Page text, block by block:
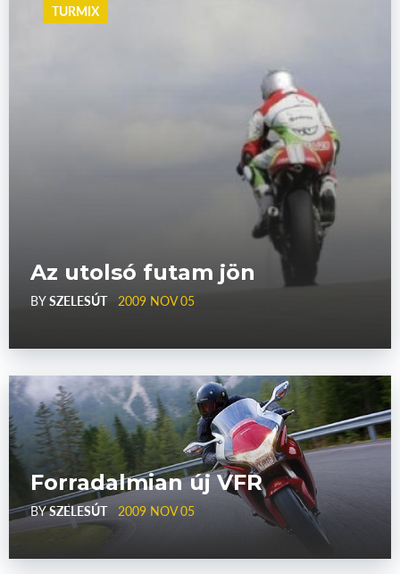
TURMIX
Az utolsó futam jön
BYSZELESÚT 2009 NOV 05
Forradalmian új VFR
BYSZELESÚT 2009 NOV 05